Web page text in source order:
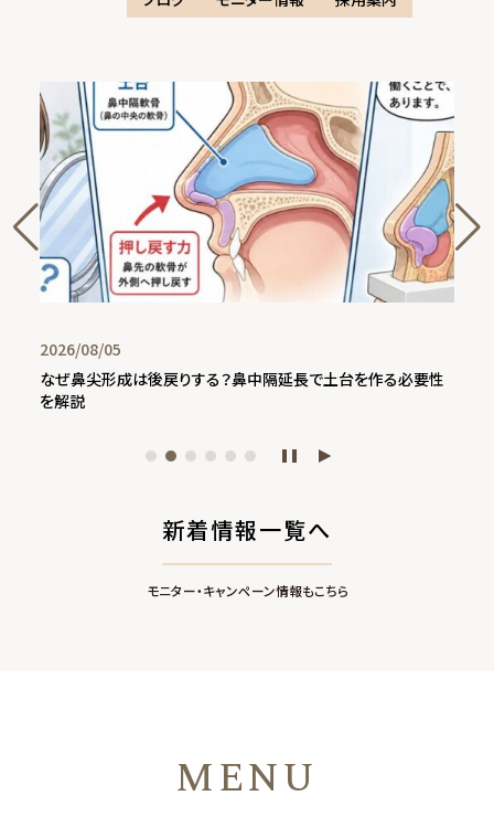
08/05
尖形成は後戻りする？鼻中隔延長で土台を作る必要性
９月、
新着情報一覧へ
モニター・キャンペーン情報もこちら
MENU